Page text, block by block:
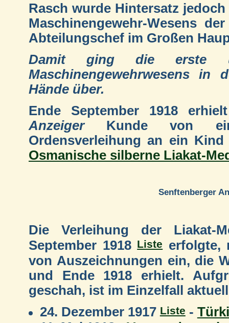
Rasch wurde Hintersatz
Maschinengewehr-Wesens
Abteilungschef im Großen
Damit ging die erste
Maschinengewehrwesens in
Hände über.
Ende September 1918
AnzeigerKunde von
Ordensverleihung an ein
Osmanische silberne Liakat-
Senftenberger
Die Verleihung der Liakat-
September 1918Listeerfolgte,
von Auszeichnungen ein, die
und Ende 1918 erhielt.
geschah, ist im Einzelfall
24. Dezember 1917Liste-